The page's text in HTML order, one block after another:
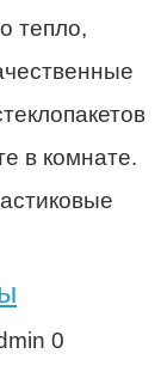
тепло,
в комнате.
0